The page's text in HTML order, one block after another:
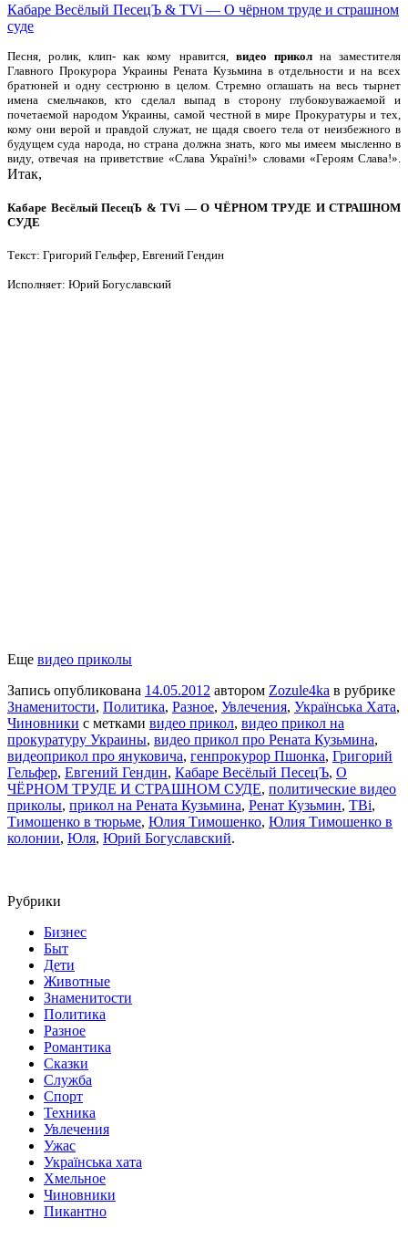
Кабаре Весёлый ПесецЪ & TVi — О чёрном труде и страшном
суде
Песня, ролик, клип- как кому нравится, видео приколна заместителя
Главного Прокурора Украины Рената Кузьмина в отдельности и на всех
братюней и одну сестрюню в целом. Стремно оглашать на весь тырнет
имена смельчаков, кто сделал выпад в сторону глубокоуважаемой и
почетаемой народом Украины, самой честной в мире Прокуратуры и тех,
кому они верой и правдой служат, не щадя своего тела от неизбежного в
будущем суда народа, но страна должна знать, кого мы имеем мысленно в
виду, отвечая на приветствие «Слава Україні!» словами «Героям Слава!».
Итак,
Кабаре Весёлый ПесецЪ & TVi — О ЧЁРНОМ ТРУДЕ И СТРАШНОМ
СУДЕ
Текст: Григорий Гельфер, Евгений Гендин
Исполняет: Юрий Богуславский
Еще видео приколы
Запись опубликована 14.05.2012 автором Zozule4ka в рубрике
Знаменитости, Политика, Разное, Увлечения, Українська Хата,
Чиновники с метками видео прикол, видео прикол на
прокуратуру Украины, видео прикол про Рената Кузьмина,
видеоприкол про януковича, генпрокурор Пшонка, Григорий
Гельфер, Евгений Гендин, Кабаре Весёлый ПесецЪ, О
ЧЁРНОМ ТРУДЕ И СТРАШНОМ СУДЕ, политические видео
приколы, прикол на Рената Кузьмина, Ренат Кузьмин, ТВi,
Тимошенко в тюрьме, Юлия Тимошенко, Юлия Тимошенко в
колонии, Юля, Юрий Богуславский.
Рубрики
Бизнес
Быт
Дети
Животные
Знаменитости
Политика
Разное
Романтика
Сказки
Служба
Спорт
Техника
Увлечения
Ужас
Українська хата
Хмельное
Чиновники
Пикантно